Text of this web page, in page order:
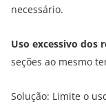
necessário.
Uso excessivo dos
seções ao mesmo
Solução: Limite o